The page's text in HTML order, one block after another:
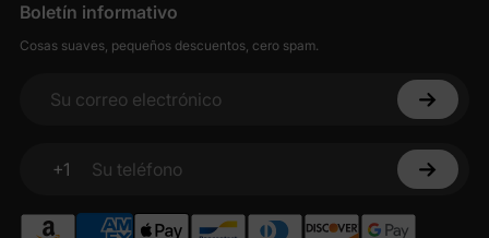
Boletín informativo
Cosas suaves, pequeños descuentos, cero spam.
Su correo electrónico
+1
Su teléfono